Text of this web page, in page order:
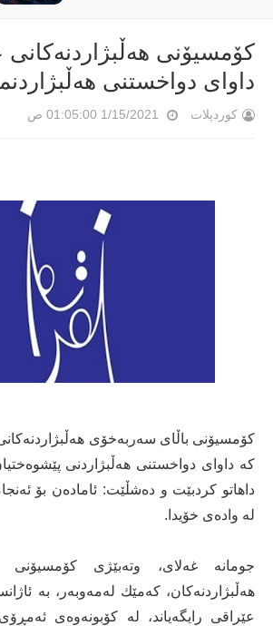
كۆمسیۆنی هەڵبژاردنەكانی
داوای دواخستنی
کوردپلات 1/15/2021 01:05:00 ص
كۆمسیۆنی باڵای سەربەخۆی
كە داوای دواخستنی هەڵبژاردنی
داهاتو كردبێت و دەشڵێت: ئامادەن بۆ
لە وادەی خۆیدا.
جومانە غەلای، وتەبێژی كۆمسیۆنی
هەڵبژاردنەكان، كەمێك لەمەوبەر، بە
عێراقی رایگەیاند، لە كۆبونەوەی ئەمڕۆی